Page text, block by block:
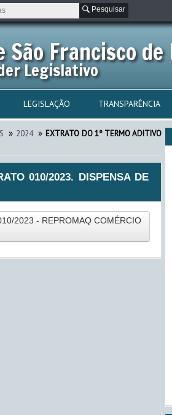
Pesquisar
Francisco de
Legislativo
LEGISLAÇÃO TRANSPARÊNCIA
» 2024 » EXTRATO DO 1º TERMO ADITIVO
010/2023. DISPENSA DE
2023 - REPROMAQ COMÉRCIO